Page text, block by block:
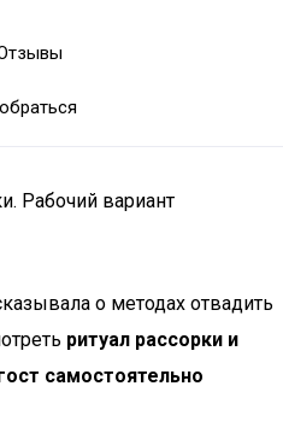
Рабочий вариант
о методах отвадить
ритуал рассорки и
самостоятельно